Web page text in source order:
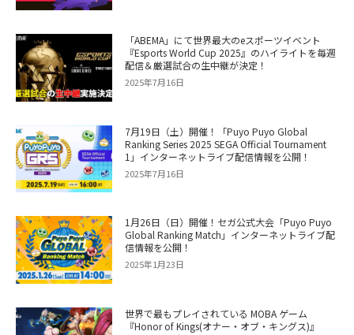
「ABEMA」にて世界最大のeスポーツイベント
『Esports World Cup 2025』のハイライトを毎週
配信＆厳選試合の生中継が決定！
2025年7月16日
7月19日（土）開催！「Puyo Puyo Global
Ranking Series 2025 SEGA Official Tournament
1」インターネットライブ配信情報を公開！
2025年7月16日
1月26日（日）開催！セガ公式大会「Puyo Puyo
Global Ranking Match」インターネットライブ配
信情報を公開！
2025年1月23日
世界で最もプレイされている MOBA ゲーム
『Honor of Kings(オナー・オブ・キングス)』